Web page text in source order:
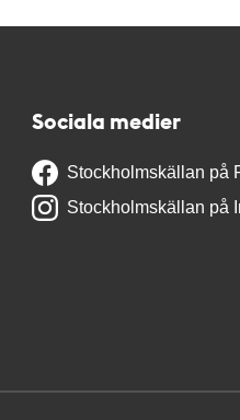
Sociala medier
Stockholmskällan på
Stockholmskällan på